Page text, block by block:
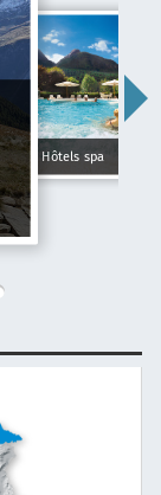
Hôtels spa